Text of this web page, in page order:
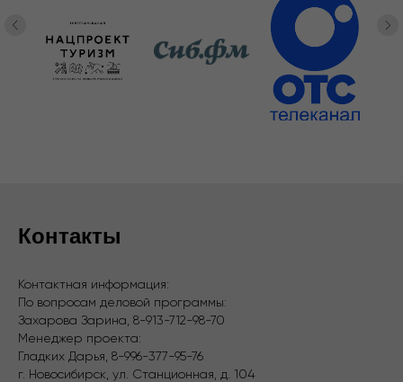
Контакты
Контактная информация:
По вопросам деловой программы:
Захарова Зарина, 8-913-712-98-70
Менеджер проекта:
Гладких Дарья, 8-996-377-95-76
г. Новосибирск, ул. Станционная, д. 104